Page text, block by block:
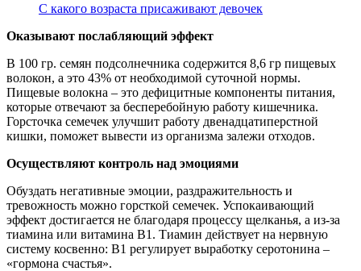
С какого возраста присаживают девочек
Оказывают послабляющий эффект
В 100 гр. семян подсолнечника содержится 8,6 гр пищевых
волокон, а это 43% от необходимой суточной нормы.
Пищевые волокна – это дефицитные компоненты питания,
которые отвечают за бесперебойную работу кишечника.
Горсточка семечек улучшит работу двенадцатиперстной
кишки, поможет вывести из организма залежи отходов.
Осуществляют контроль над эмоциями
Обуздать негативные эмоции, раздражительность и
тревожность можно горсткой семечек. Успокаивающий
эффект достигается не благодаря процессу щелканья, а из-за
тиамина или витамина В1. Тиамин действует на нервную
систему косвенно: В1 регулирует выработку серотонина –
«гормона счастья».